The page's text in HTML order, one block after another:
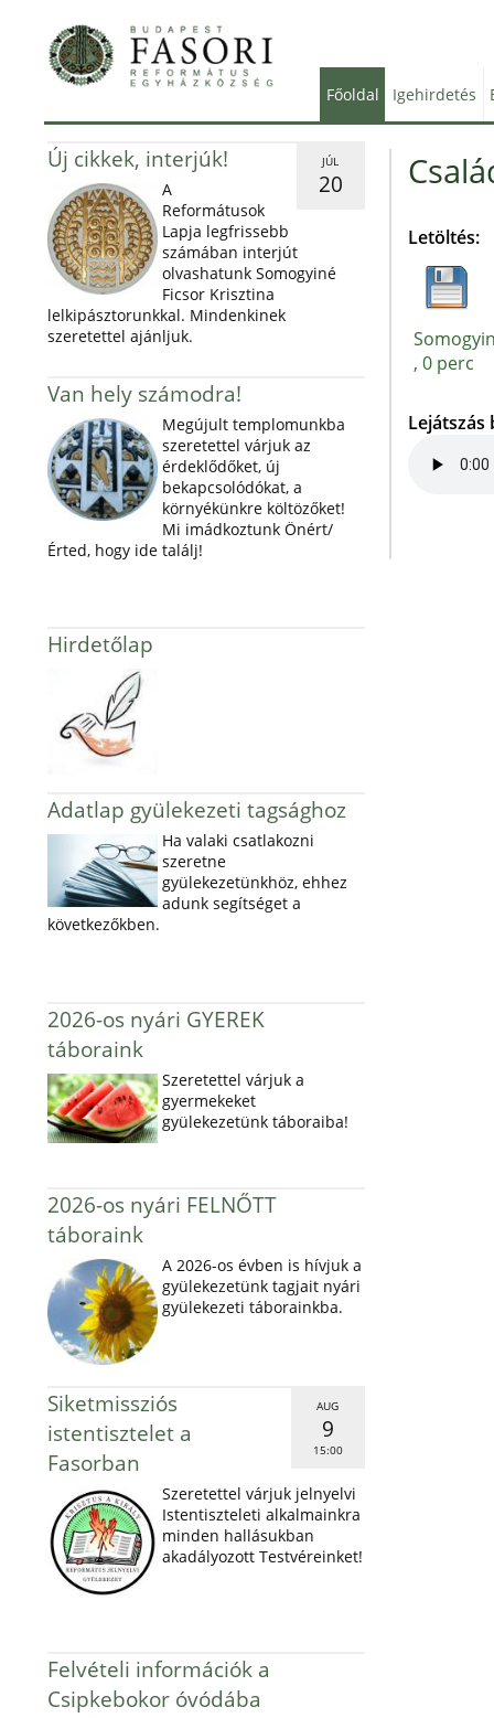
Főoldal Igehirdetés
JÚL
20
Új cikkek, interjúk!
A
Reformátusok
Lapja legfrissebb
számában interjút
olvashatunk Somogyiné
Ficsor Krisztina
lelkipásztorunkkal. Mindenkinek
szeretettel ajánljuk.
Van hely számodra!
Megújult templomunkba
szeretettel várjuk az
érdeklődőket, új
bekapcsolódókat, a
környékünkre költözőket!
Mi imádkoztunk Önért/
Érted, hogy ide találj!
Hirdetőlap
Adatlap gyülekezeti tagsághoz
Ha valaki csatlakozni
szeretne
gyülekezetünkhöz, ehhez
adunk segítséget a
következőkben.
2026-os nyári GYEREK
táboraink
Szeretettel várjuk a
gyermekeket
gyülekezetünk táboraiba!
2026-os nyári FELNŐTT
táboraink
A 2026-os évben is hívjuk a
gyülekezetünk tagjait nyári
gyülekezeti táborainkba.
AUG
9
15:00
Siketmissziós
istentisztelet a
Fasorban
Szeretettel várjuk jelnyelvi
Istentiszteleti alkalmainkra
minden hallásukban
akadályozott Testvéreinket!
Felvételi információk a
Csipkebokor óvódába
Letöltés:
, 0 perc
Lejátszás